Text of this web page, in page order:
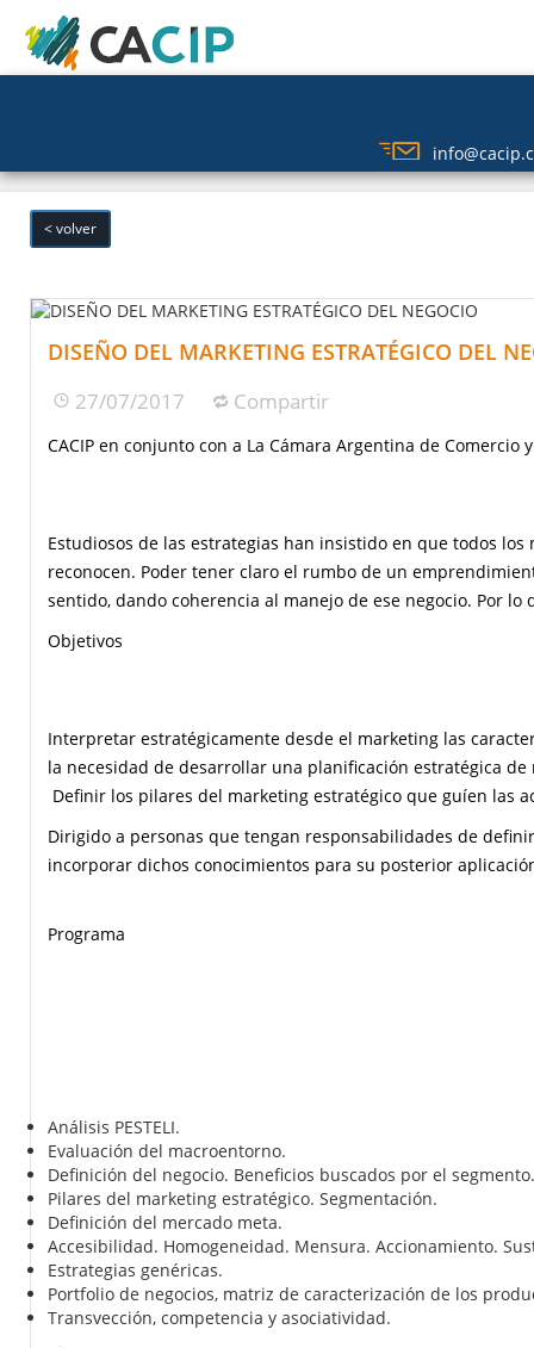
< volver
DISEÑO DEL MARKETING ESTRATÉGICO DEL
27/07/2017 Compartir
CACIP en conjunto con a La Cámara Argentina de
Estudiosos de las estrategias han insistido en que todos
reconocen. Poder tener claro el rumbo de un
sentido, dando coherencia al manejo de ese negocio. Por
competitivos.
Objetivos
Interpretar estratégicamente desde el marketing las
la necesidad de desarrollar una planificación estratégica
Definir los pilares del marketing estratégico que guíen las
Dirigido a personas que tengan responsabilidades de
incorporar dichos conocimientos para su posterior
Programa
Análisis PESTELI.
Evaluación del macroentorno.
Definición del negocio. Beneficios buscados por el
Pilares del marketing estratégico. Segmentación.
Definición del mercado meta.
Accesibilidad. Homogeneidad. Mensura. Accionamiento.
Estrategias genéricas.
Portfolio de negocios, matriz de caracterización de los
Transvección, competencia y asociatividad.